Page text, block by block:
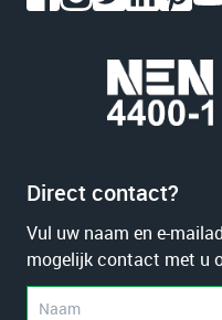
Direct contact?
Vul uw naam en e-
mogelijk contact met u